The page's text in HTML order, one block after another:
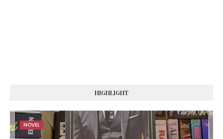
HIGHLIGHT
NOVEL